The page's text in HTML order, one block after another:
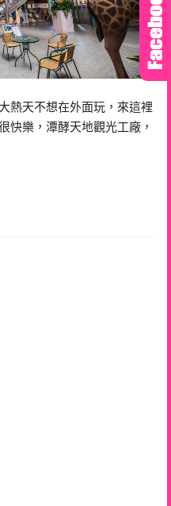
熱天不想在外面玩，來這裡
快樂，潭酵天地觀光工廠，